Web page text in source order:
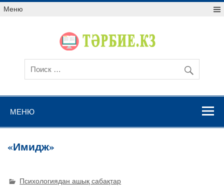
Меню
МЕНЮ
«Имидж»
Психологиядан ашық сабақтар